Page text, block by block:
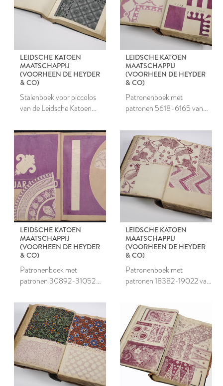
LEIDSCHE KATOEN
MAATSCHAPPIJ
(VOORHEEN DE HEYDER
& CO)
Stalenboek voor piccolos
van de Leidsche Katoen
LEIDSCHE KATOEN
MAATSCHAPPIJ
(VOORHEEN DE HEYDER
& CO)
Patronenboek met
patronen 5618-6165 van
Maatschappij
LEIDSCHE KATOEN
MAATSCHAPPIJ
(VOORHEEN DE HEYDER
& CO)
Patronenboek met
patronen 30892-31052
Maatschappij
LEIDSCHE KATOEN
MAATSCHAPPIJ
(VOORHEEN DE HEYDER
& CO)
Patronenboek met
patronen 18382-19022 van
Maatschappij